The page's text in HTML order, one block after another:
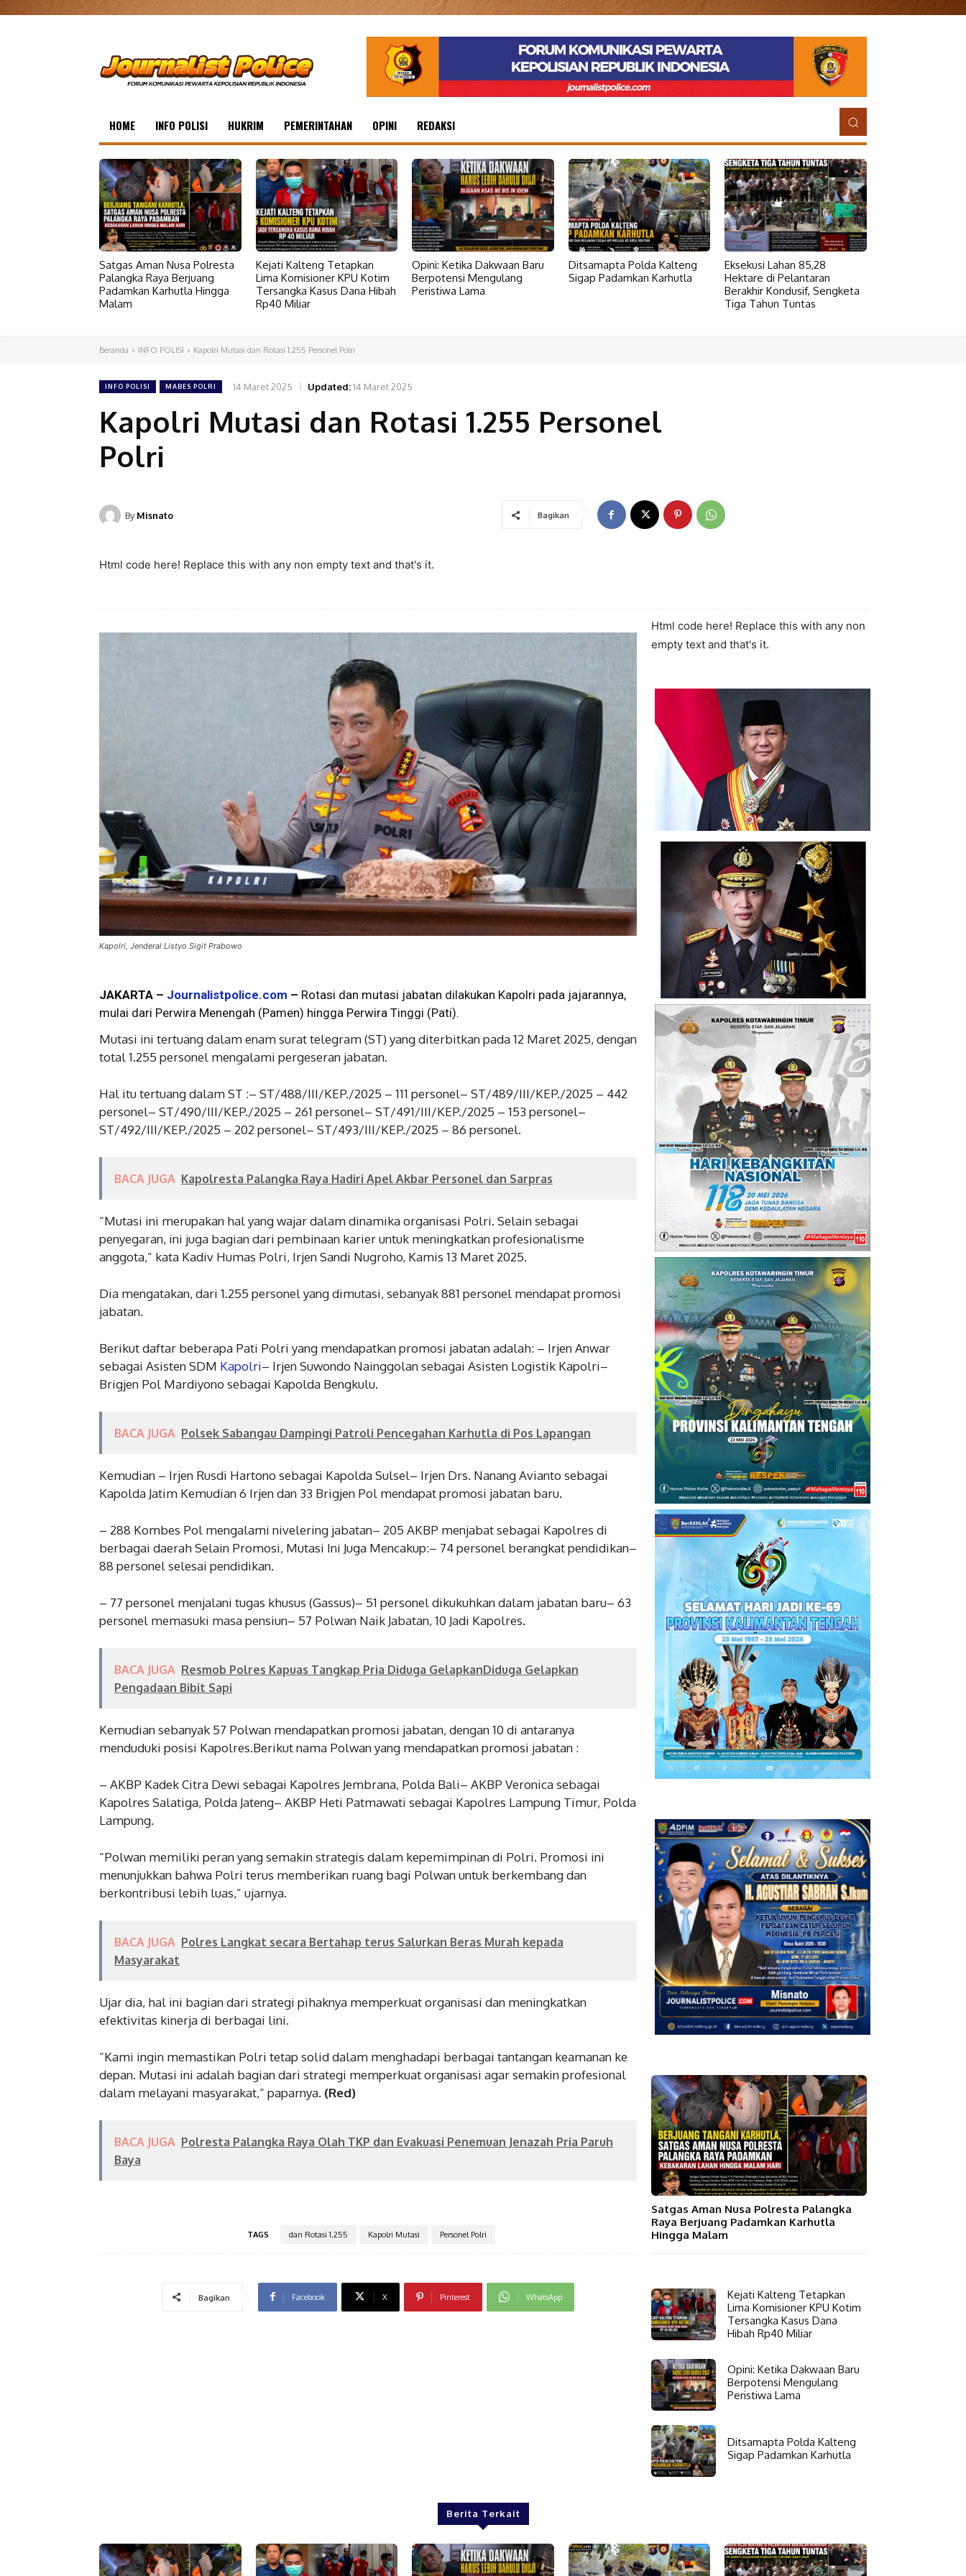
HOME INFO POLISI HUKRIM PEMERINTAHAN OPINI REDAKSI
Satgas Aman Nusa Polresta
Palangka Raya Berjuang
Padamkan Karhutla Hingga
Malam
Kejati Kalteng Tetapkan
Lima Komisioner KPU Kotim
Tersangka Kasus Dana Hibah
Rp40 Miliar
Opini: Ketika Dakwaan Baru
Berpotensi Mengulang
Peristiwa Lama
Ditsamapta Polda Kalteng
Sigap Padamkan Karhutla
Eksekusi Lahan 85,28
Hektare di Pelantaran
Berakhir Kondusif, Sengketa
Tiga Tahun Tuntas
Beranda INFO POLISI Kapolri Mutasi dan Rotasi 1.255 Personel Polri
INFO POLISI MABES POLRI 14 Maret 2025 Updated:14 Maret 2025
Kapolri Mutasi dan Rotasi 1.255 Personel
Polri
By Misnato Bagikan
Html code here! Replace this with any non empty text and that's it.
Kapolri, Jenderal Listyo Sigit Prabowo
JAKARTA – Journalistpolice.com – Rotasi dan mutasi jabatan dilakukan Kapolri pada jajarannya,
mulai dari Perwira Menengah (Pamen) hingga Perwira Tinggi (Pati).
Mutasi ini tertuang dalam enam surat telegram (ST) yang diterbitkan pada 12 Maret 2025, dengan
total 1.255 personel mengalami pergeseran jabatan.
Hal itu tertuang dalam ST :– ST/488/III/KEP./2025 – 111 personel– ST/489/III/KEP./2025 – 442
personel– ST/490/III/KEP./2025 – 261 personel– ST/491/III/KEP./2025 – 153 personel–
ST/492/III/KEP./2025 – 202 personel– ST/493/III/KEP./2025 – 86 personel.
BACA JUGA Kapolresta Palangka Raya Hadiri Apel Akbar Personel dan Sarpras
“Mutasi ini merupakan hal yang wajar dalam dinamika organisasi Polri. Selain sebagai
penyegaran, ini juga bagian dari pembinaan karier untuk meningkatkan profesionalisme
anggota,” kata Kadiv Humas Polri, Irjen Sandi Nugroho, Kamis 13 Maret 2025.
Dia mengatakan, dari 1.255 personel yang dimutasi, sebanyak 881 personel mendapat promosi
jabatan.
Berikut daftar beberapa Pati Polri yang mendapatkan promosi jabatan adalah: – Irjen Anwar
sebagai Asisten SDM Kapolri– Irjen Suwondo Nainggolan sebagai Asisten Logistik Kapolri–
Brigjen Pol Mardiyono sebagai Kapolda Bengkulu.
BACA JUGA Polsek Sabangau Dampingi Patroli Pencegahan Karhutla di Pos Lapangan
Kemudian – Irjen Rusdi Hartono sebagai Kapolda Sulsel– Irjen Drs. Nanang Avianto sebagai
Kapolda Jatim Kemudian 6 Irjen dan 33 Brigjen Pol mendapat promosi jabatan baru.
– 288 Kombes Pol mengalami nivelering jabatan– 205 AKBP menjabat sebagai Kapolres di
berbagai daerah Selain Promosi, Mutasi Ini Juga Mencakup:– 74 personel berangkat pendidikan–
88 personel selesai pendidikan.
– 77 personel menjalani tugas khusus (Gassus)– 51 personel dikukuhkan dalam jabatan baru– 63
personel memasuki masa pensiun– 57 Polwan Naik Jabatan, 10 Jadi Kapolres.
BACA JUGA Resmob Polres Kapuas Tangkap Pria Diduga GelapkanDiduga Gelapkan
Pengadaan Bibit Sapi
Kemudian sebanyak 57 Polwan mendapatkan promosi jabatan, dengan 10 di antaranya
menduduki posisi Kapolres.Berikut nama Polwan yang mendapatkan promosi jabatan :
– AKBP Kadek Citra Dewi sebagai Kapolres Jembrana, Polda Bali– AKBP Veronica sebagai
Kapolres Salatiga, Polda Jateng– AKBP Heti Patmawati sebagai Kapolres Lampung Timur, Polda
Lampung.
“Polwan memiliki peran yang semakin strategis dalam kepemimpinan di Polri. Promosi ini
menunjukkan bahwa Polri terus memberikan ruang bagi Polwan untuk berkembang dan
berkontribusi lebih luas,” ujarnya.
BACA JUGA Polres Langkat secara Bertahap terus Salurkan Beras Murah kepada
Masyarakat
Ujar dia, hal ini bagian dari strategi pihaknya memperkuat organisasi dan meningkatkan
efektivitas kinerja di berbagai lini.
“Kami ingin memastikan Polri tetap solid dalam menghadapi berbagai tantangan keamanan ke
depan. Mutasi ini adalah bagian dari strategi memperkuat organisasi agar semakin profesional
dalam melayani masyarakat,” paparnya. (Red)
BACA JUGA Polresta Palangka Raya Olah TKP dan Evakuasi Penemuan Jenazah Pria Paruh
Baya
TAGS dan Rotasi 1.255 Kapolri Mutasi Personel Polri
Bagikan Facebook X Pinterest WhatsApp
Html code here! Replace this with any non
empty text and that's it.
Satgas Aman Nusa Polresta Palangka
Raya Berjuang Padamkan Karhutla
Hingga Malam
Kejati Kalteng Tetapkan
Lima Komisioner KPU Kotim
Tersangka Kasus Dana
Hibah Rp40 Miliar
Opini: Ketika Dakwaan Baru
Berpotensi Mengulang
Peristiwa Lama
Ditsamapta Polda Kalteng
Sigap Padamkan Karhutla
Berita Terkait